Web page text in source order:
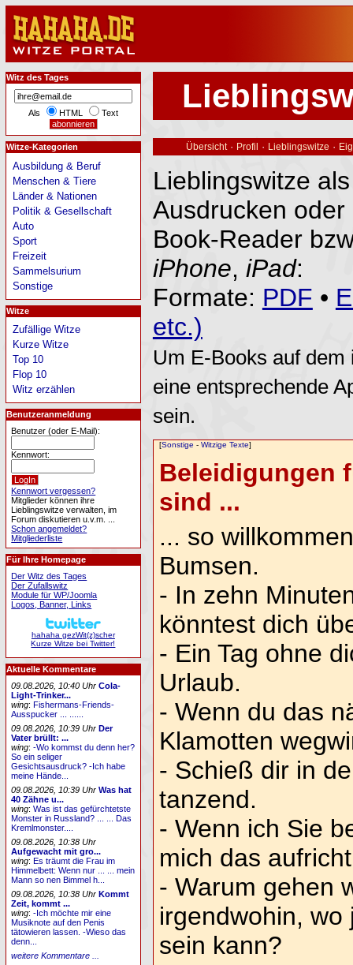
Übersicht · Profil · Lieblingswitze ·
Lieblingswitze
Ausdrucken
Book-Reader
iPhone, iPad:
Formate: PDF •
etc.)
Um E-Books auf
eine entsprechende
sein.
[Sonstige - Witzige Texte]
Beleidigungen
sind ...
... so
Bumsen.
- In zehn
könntest dich
- Ein Tag ohne
Urlaub.
- Wenn du das
Klamotten
- Schieß dir in
tanzend.
- Wenn ich Sie
mich das
- Warum gehen
irgendwohin,
sein kann?
Witz des Tages
Als HTML Text
Witze-Kategorien
Ausbildung & Beruf
Menschen & Tiere
Länder & Nationen
Politik & Gesellschaft
Auto
Sport
Freizeit
Sammelsurium
Sonstige
Witze
Zufällige Witze
Kurze Witze
Top 10
Flop 10
Witz erzählen
Benutzeranmeldung
Benutzer (oder E-Mail):
Kennwort:
Kennwort vergessen?
Mitglieder können ihre
Lieblingswitze verwalten, im
Forum diskutieren u.v.m. ...
Schon angemeldet?
Mitgliederliste
Für Ihre Homepage
Der Witz des Tages
Der Zufallswitz
Module für WP/Joomla
Logos, Banner, Links
hahaha gezWit(z)scher
Kurze Witze bei Twitter!
Aktuelle Kommentare
09.08.2026, 10:40 Uhr Cola-
Light-Trinker...
wing:Fishermans-Friends-
Ausspucker ... ......
09.08.2026, 10:39 Uhr Der
Vater brüllt: ...
wing:-Wo kommst du denn her?
So ein seliger
Gesichtsausdruck? -Ich habe
meine Hände...
09.08.2026, 10:39 Uhr Was hat
40 Zähne u...
wing:Was ist das gefürchtetste
Monster in Russland? ... ... Das
Kremlmonster....
09.08.2026, 10:38 Uhr
Aufgewacht mit gro...
wing:Es träumt die Frau im
Himmelbett: Wenn nur ... ... mein
Mann so nen Bimmel h...
09.08.2026, 10:38 Uhr Kommt
Zeit, kommt ...
wing:-Ich möchte mir eine
Musiknote auf den Penis
tätowieren lassen. -Wieso das
denn...
weitere Kommentare ...